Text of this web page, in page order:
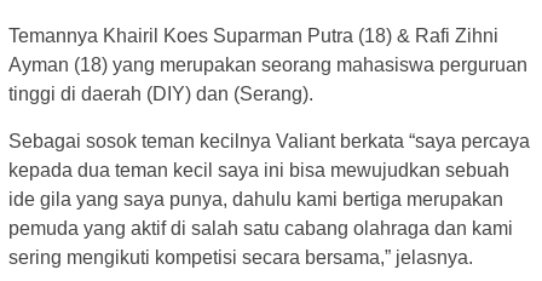
Temannya Khairil Koes Suparman Putra (18) & Rafi Zihni
Ayman (18) yang merupakan seorang mahasiswa perguruan
tinggi di daerah (DIY) dan (Serang).
Sebagai sosok teman kecilnya Valiant berkata “saya percaya
kepada dua teman kecil saya ini bisa mewujudkan sebuah
ide gila yang saya punya, dahulu kami bertiga merupakan
pemuda yang aktif di salah satu cabang olahraga dan kami
sering mengikuti kompetisi secara bersama,” jelasnya.